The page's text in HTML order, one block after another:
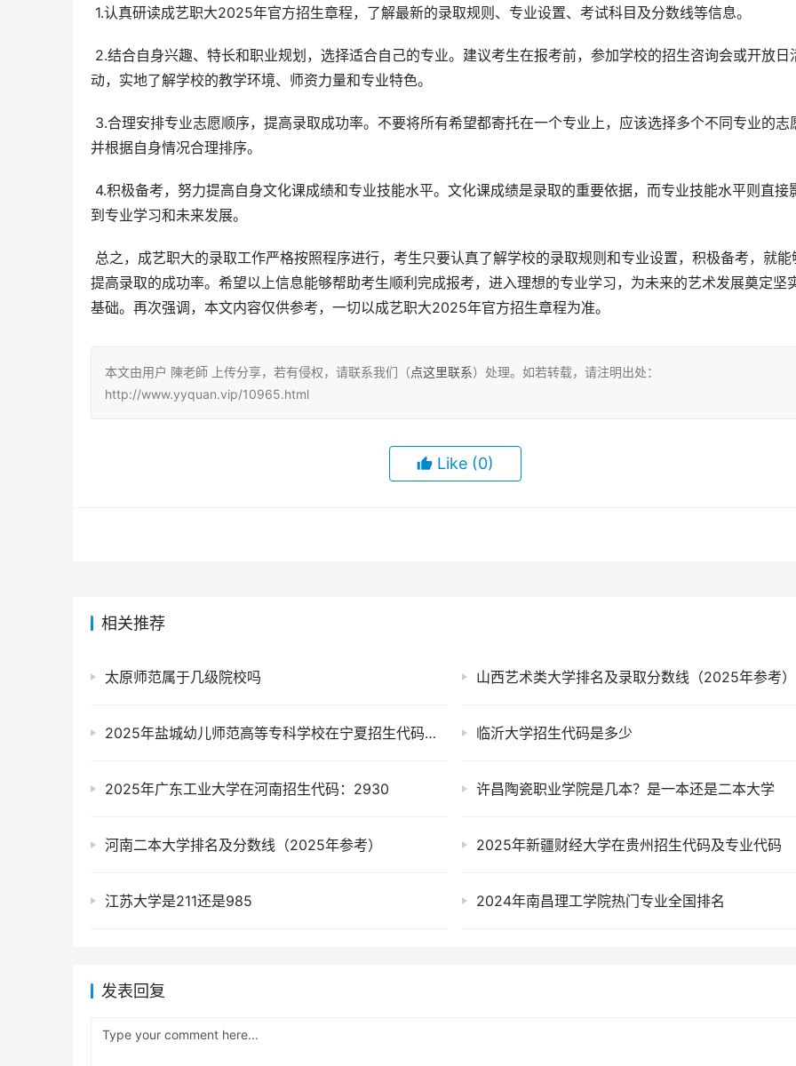
1.认真研读成艺职大2025年官方招生章程，了解最新的录取规则、专业设置、考试科目及分数线等信息。
动，实地了解学校的教学环境、师资力量和专业特色。
并根据自身情况合理排序。
到专业学习和未来发展。
提高录取的成功率。希望以上信息能够帮助考生顺利完成报考，进入理想的专业学习，为未来的艺术发展奠定坚
基础。再次强调，本文内容仅供参考，一切以成艺职大2025年官方招生章程为准。
本文由用户 陳老師 上传分享，若有侵权，请联系我们（点这里联系）处理。如若转载，请注明出处：
http://www.yyquan.vip/10965.html
Like (0)
相关推荐
太原师范属于几级院校吗 山西艺术类大学排名及录取分数线（2025年参考）
2025年盐城幼儿师范高等专科学校在宁夏招生代码：3871 临沂大学招生代码是多少
2025年广东工业大学在河南招生代码：2930 许昌陶瓷职业学院是几本？是一本还是二本大学
河南二本大学排名及分数线（2025年参考） 2025年新疆财经大学在贵州招生代码及专业代码
江苏大学是211还是985 2024年南昌理工学院热门专业全国排名
发表回复